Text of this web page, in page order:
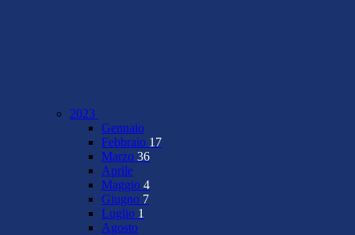
2023
Gennaio
Febbraio 17
Marzo 36
Aprile
Maggio 4
Giugno 7
Luglio 1
Agosto